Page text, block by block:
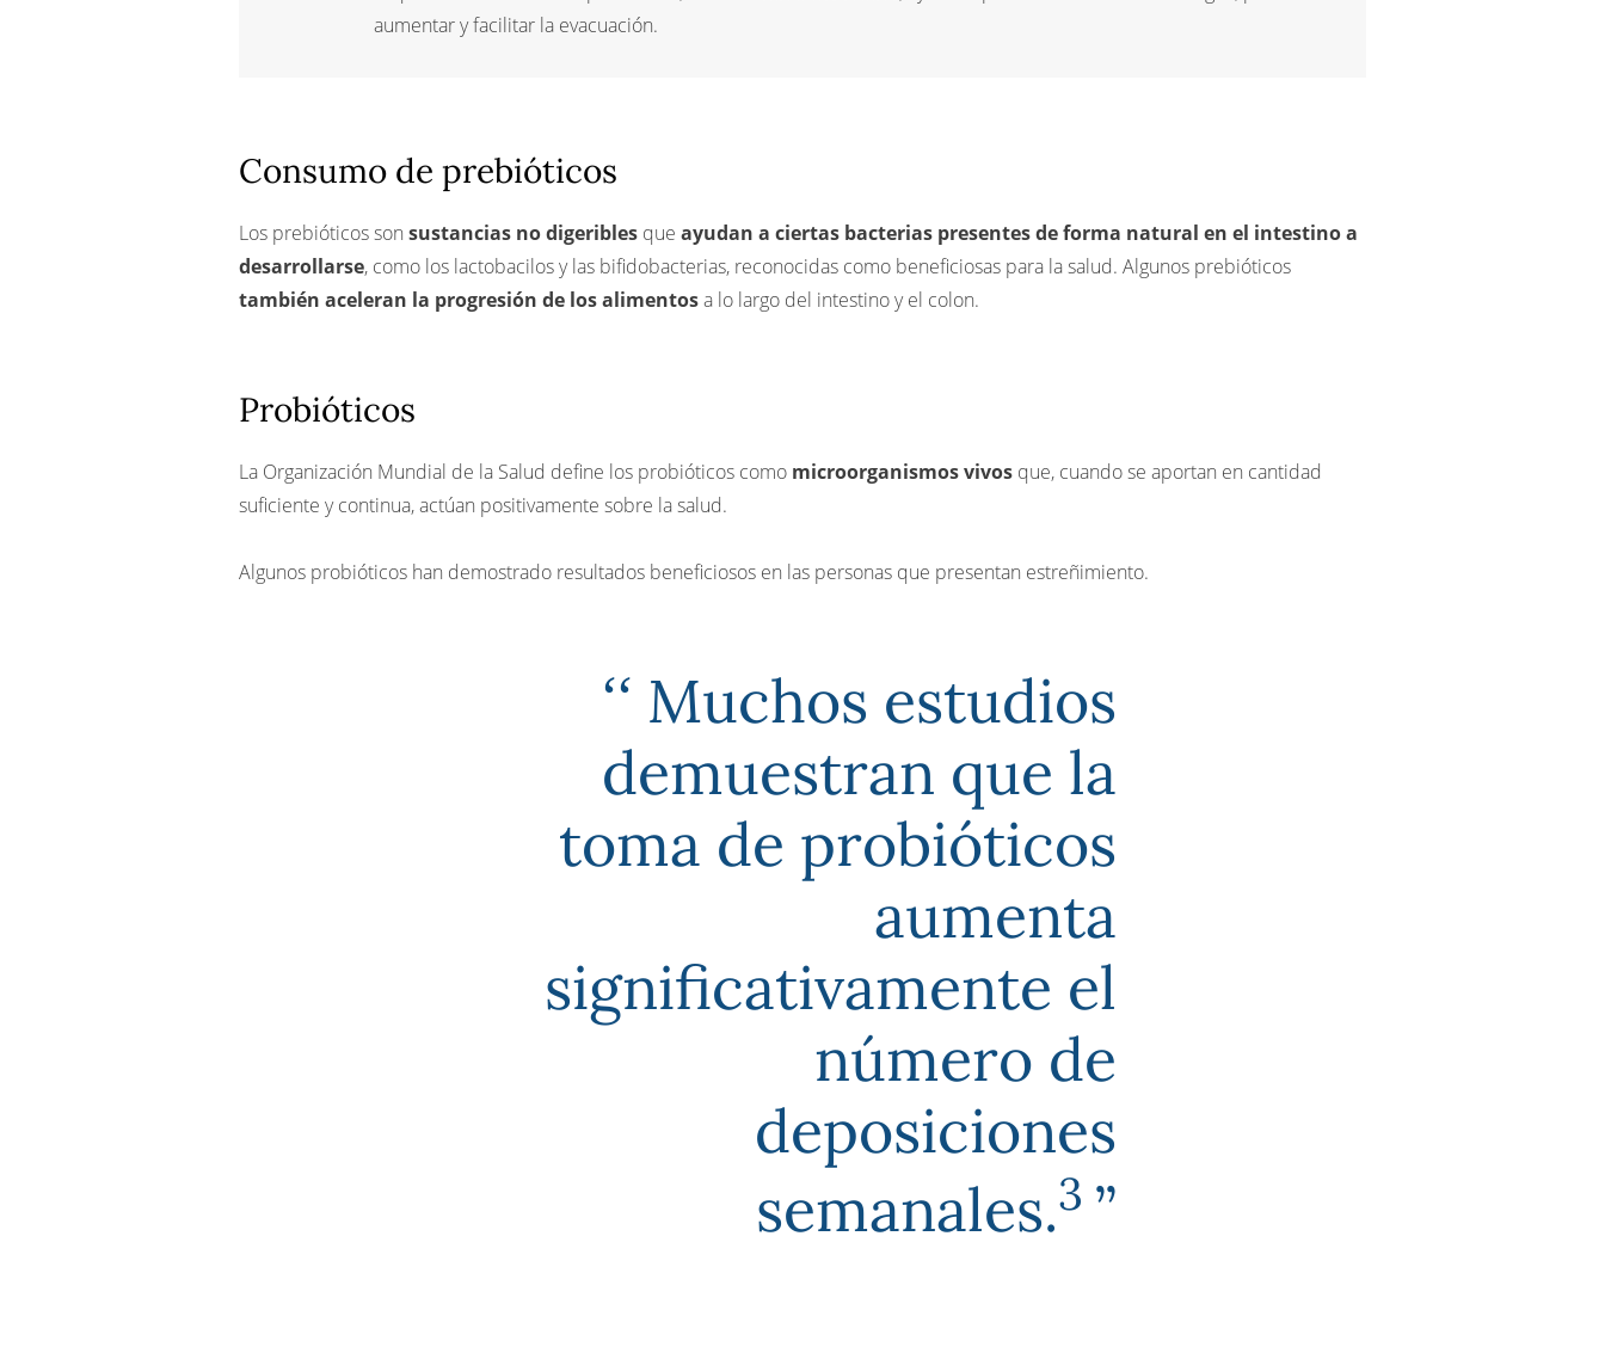
aumentar y facilitar la evacuación.
Consumo de prebióticos
Los prebióticos son sustancias no digeribles que ayudan a ciertas bacterias presentes de forma natural en el intestino a
desarrollarse, como los lactobacilos y las bifidobacterias, reconocidas como beneficiosas para la salud. Algunos prebióticos
también aceleran la progresión de los alimentosa lo largo del intestino y el colon.
Probióticos
La Organización Mundial de la Salud define los probióticos como microorganismos vivos que, cuando se aportan en cantidad
suficiente y continua, actúan positivamente sobre la salud.
Algunos probióticos han demostrado resultados beneficiosos en las personas que presentan estreñimiento.
Muchos estudios
demuestran que la
toma de probióticos
aumenta
significativamente el
número de
deposiciones
semanales.3